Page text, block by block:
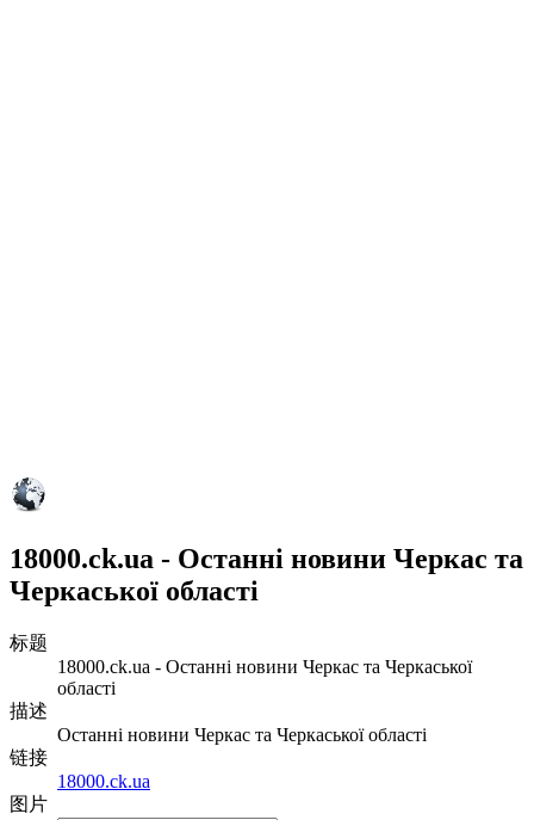
18000.ck.ua - Останні новини Черкас та
Черкаської області
标题
18000.ck.ua - Останні новини Черкас та Черкаської
області
描述
Останні новини Черкас та Черкаської області
链接
18000.ck.ua
图片